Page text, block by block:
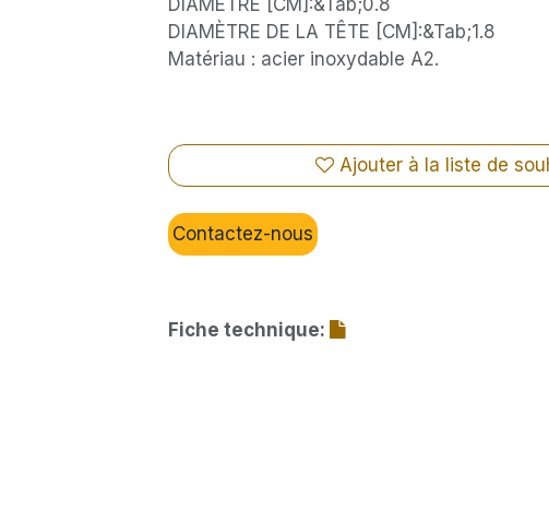
DIAMÈTRE [CM]:&Tab;0.8
DIAMÈTRE DE LA TÊTE [CM]:&Tab;1.8
Matériau : acier inoxydable A2.
Ajouter à la liste de
Contactez-nous
Fiche technique: